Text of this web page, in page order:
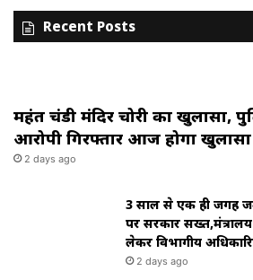
Recent Posts
महंत चंडी मंदिर चोरी का खुलासा,
आरोपी गिरफ्तार आज होगा खुलासा
2 days ago
3 साल से एक ही जगह
पर सरकार
लेकर विभागीय
2 days ago